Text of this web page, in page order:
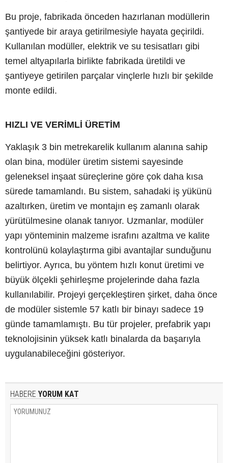
Bu proje, fabrikada önceden hazırlanan modüllerin
şantiyede bir araya getirilmesiyle hayata geçirildi.
Kullanılan modüller, elektrik ve su tesisatları gibi
temel altyapılarla birlikte fabrikada üretildi ve
şantiyeye getirilen parçalar vinçlerle hızlı bir şekilde
monte edildi.
HIZLI VE VERİMLİ ÜRETİM
Yaklaşık 3 bin metrekarelik kullanım alanına sahip
olan bina, modüler üretim sistemi sayesinde
geleneksel inşaat süreçlerine göre çok daha kısa
sürede tamamlandı. Bu sistem, sahadaki iş yükünü
azaltırken, üretim ve montajın eş zamanlı olarak
yürütülmesine olanak tanıyor. Uzmanlar, modüler
yapı yönteminin malzeme israfını azaltma ve kalite
kontrolünü kolaylaştırma gibi avantajlar sunduğunu
belirtiyor. Ayrıca, bu yöntem hızlı konut üretimi ve
büyük ölçekli şehirleşme projelerinde daha fazla
kullanılabilir. Projeyi gerçekleştiren şirket, daha önce
de modüler sistemle 57 katlı bir binayı sadece 19
günde tamamlamıştı. Bu tür projeler, prefabrik yapı
teknolojisinin yüksek katlı binalarda da başarıyla
uygulanabileceğini gösteriyor.
HABERE YORUM KAT